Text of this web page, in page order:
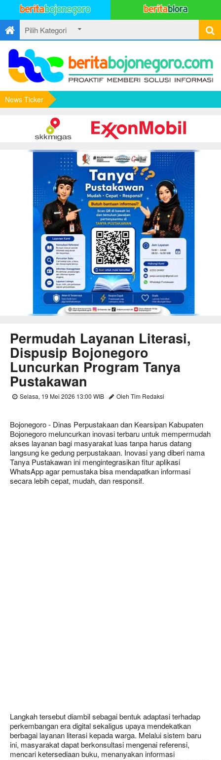
News Ticker
Permudah Layanan Literasi,
Dispusip Bojonegoro
Luncurkan Program Tanya
Pustakawan
Selasa, 19 Mei 2026 13:00 WIB Oleh Tim Redaksi
Bojonegoro - Dinas Perpustakaan dan Kearsipan Kabupaten
Bojonegoro meluncurkan inovasi terbaru untuk mempermudah
akses layanan bagi masyarakat luas tanpa harus datang
langsung ke gedung perpustakaan. Inovasi yang diberi nama
Tanya Pustakawan ini mengintegrasikan fitur aplikasi
WhatsApp agar pemustaka bisa mendapatkan informasi
secara lebih cepat, mudah, dan responsif.
Langkah tersebut diambil sebagai bentuk adaptasi terhadap
perkembangan era digital sekaligus upaya mendekatkan
berbagai layanan literasi kepada warga. Melalui sistem baru
ini, masyarakat dapat berkonsultasi mengenai referensi,
mencari ketersediaan buku, menanyakan informasi